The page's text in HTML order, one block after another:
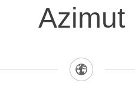
Azimut